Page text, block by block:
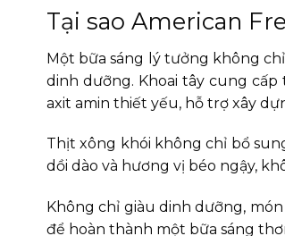
Tại sao American
Một bữa sáng lý tưởng không
dinh dưỡng. Khoai tây cung
axit amin thiết yếu, hỗ trợ xây
Thịt xông khói không chỉ bổ
dồi dào và hương vị béo ngậy,
Không chỉ giàu dinh dưỡng,
để hoàn thành một bữa sáng